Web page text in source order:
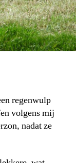
regenwulp
volgens mij
nadat ze